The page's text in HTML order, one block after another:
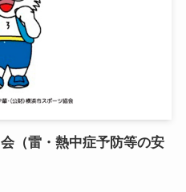
（雷・熱中症予防等の安